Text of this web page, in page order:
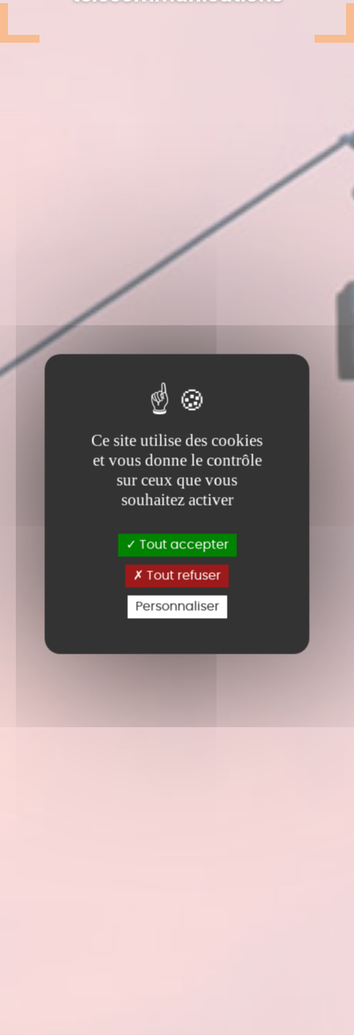
Ce site utilise des cookies
et vous donne le contrôle
sur ceux que vous
souhaitez activer
Tout accepter
Tout refuser
Personnaliser